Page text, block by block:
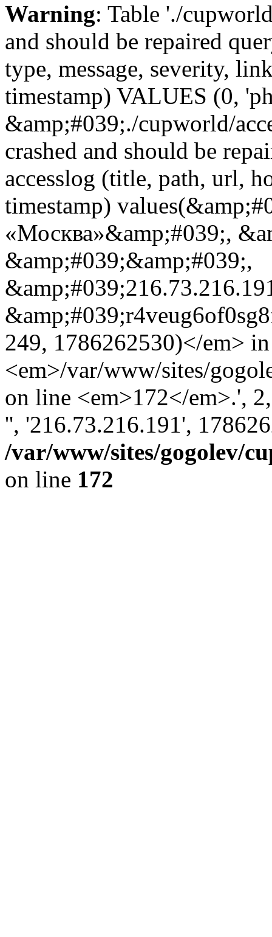
Warning: Table './
and should be repaired
type, message, severity,
timestamp) VALUES (0,
&amp;#039;./cupworld/
crashed and should be
accesslog (title, path, url,
timestamp)
«Москва»&amp;#039;,
&amp;#039;&amp;#039;,
249, 1786262530)</em> in
<em>/var/www/sites/
on line <em>172</em>.',
'', '216.73.216.191',
/var/www/sites/gogolev/
on line 172